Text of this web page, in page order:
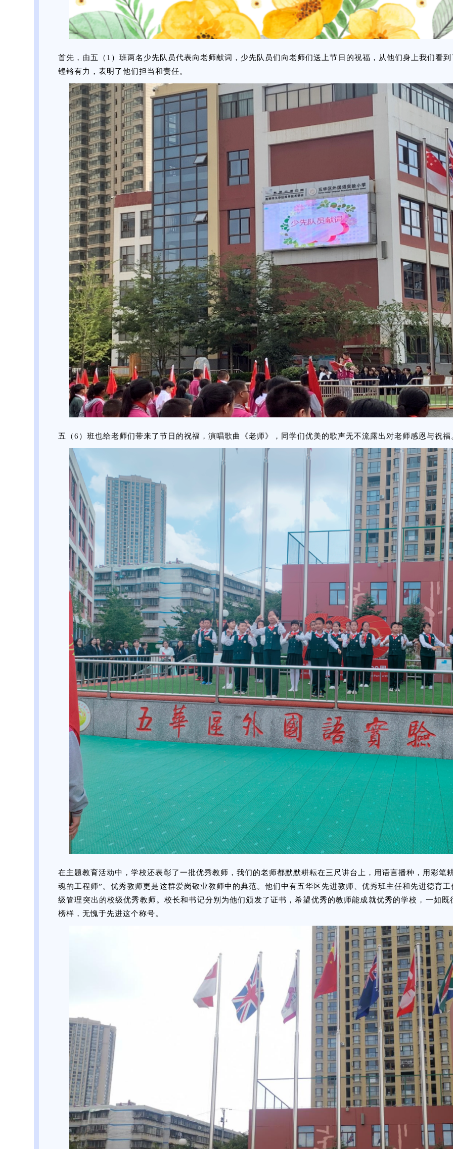
首先，由五（1）班两名少先队员代表向老师献词，少先队员们向老师们送上节日的祝福，从他们身上我们看
铿锵有力，表明了他们担当和责任。
五（6）班也给老师们带来了节日的祝福，演唱歌曲《老师》，同学们优美的歌声无不流露出对老师感恩与祝
在主题教育活动中，学校还表彰了一批优秀教师，我们的老师都默默耕耘在三尺讲台上，用语言播种，用彩笔
魂的工程师”。优秀教师更是这群爱岗敬业教师中的典范。他们中有五华区先进教师、优秀班主任和先进德育
级管理突出的校级优秀教师。校长和书记分别为他们颁发了证书，希望优秀的教师能成就优秀的学校，一如
榜样，无愧于先进这个称号。